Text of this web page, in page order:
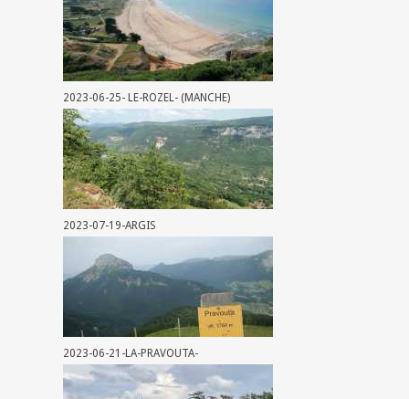
2023-06-25- LE-ROZEL- (MANCHE)
2023-07-19-ARGIS
2023-06-21-LA-PRAVOUTA-